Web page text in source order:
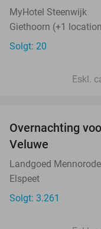
MyHotel Steenwijk
Giethoorn (+1
Solgt: 20
Eskl.
Overnachting
Veluwe
Landgoed Mennorode
Elspeet
Solgt: 3.261